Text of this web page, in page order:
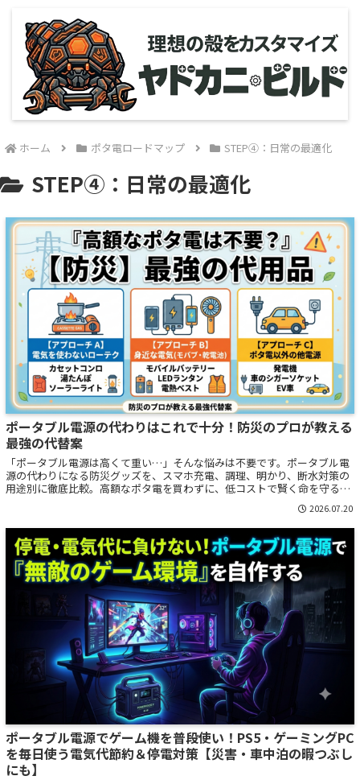
ホーム ポタ電ロードマップ STEP④：日常の最適化
STEP④：日常の最適化
ポータブル電源の代わりはこれで十分！防災のプロが教える
最強の代替案
「ポータブル電源は高くて重い…」そんな悩みは不要です。ポータブル電
源の代わりになる防災グッズを、スマホ充電、調理、明かり、断水対策の
用途別に徹底比較。高額なポタ電を買わずに、低コストで賢く命を守るた
2026.07.20
ポータブル電源でゲーム機を普段使い！PS5・ゲーミングPC
を毎日使う電気代節約＆停電対策【災害・車中泊の暇つぶし
にも】